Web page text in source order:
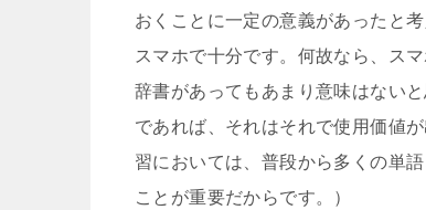
おくことに一定の意義があったと
スマホで十分です。何故なら、ス
辞書があってもあまり意味はない
であれば、それはそれで使用価値
習においては、普段から多くの単
ことが重要だからです。）